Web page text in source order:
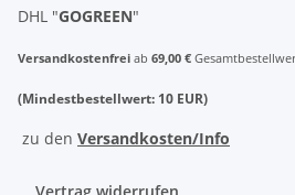
DHL "GOGREEN"
Versandkostenfrei ab 69,00 €
(Mindestbestellwert: 10 EUR)
zu den Versandkosten/Info